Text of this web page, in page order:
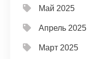
Май 2025
Апрель 2025
Март 2025